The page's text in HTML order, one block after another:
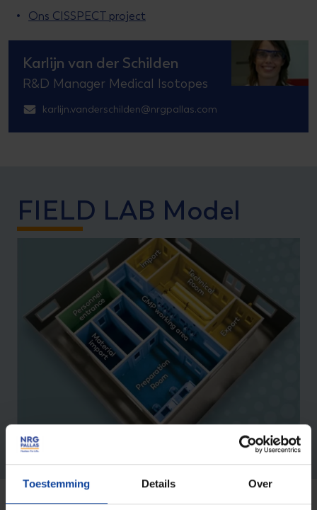
Toestemming Details Over
Ons CISSPECT project
Karlijn van der Schilden
R&D Manager Medical Isotopes
karlijn.vanderschilden@nrgpallas.com
FIELD LAB Model